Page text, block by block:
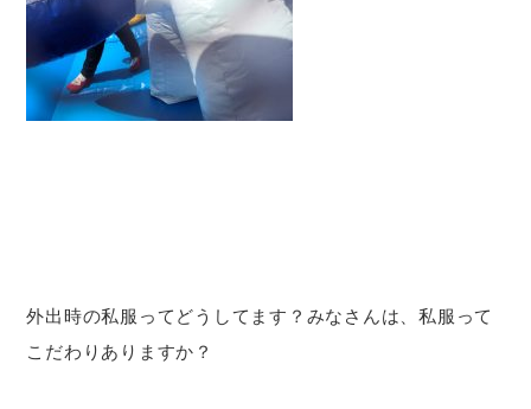
外出時の私服ってどうしてます？みなさんは、私服って
こだわりありますか？